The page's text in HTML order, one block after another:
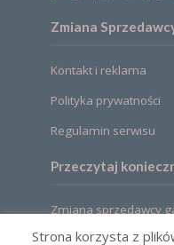
Zmiana
Kontakt i reklama
Polityka prywatności
Regulamin serwisu
Przeczytaj
Zmiana sprzedawcy
Strona korzysta z